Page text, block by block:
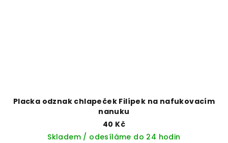
Placka odznak chlapeček Filípek na nafukovacím
nanuku
40 Kč
Skladem / odesíláme do 24 hodin